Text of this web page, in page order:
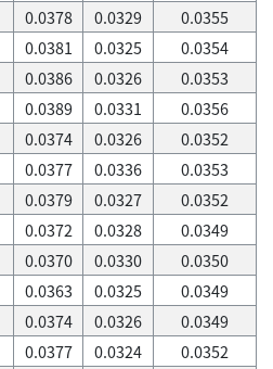
0.0378 0.0329
0.0355
0.0381 0.0325
0.0354
0.0386 0.0326
0.0353
0.0389 0.0331
0.0356
0.0374 0.0326
0.0352
0.0377 0.0336
0.0353
0.0379 0.0327
0.0352
0.0372 0.0328
0.0349
0.0370 0.0330
0.0350
0.0363 0.0325
0.0349
0.0374 0.0326
0.0349
0.0377 0.0324
0.0352